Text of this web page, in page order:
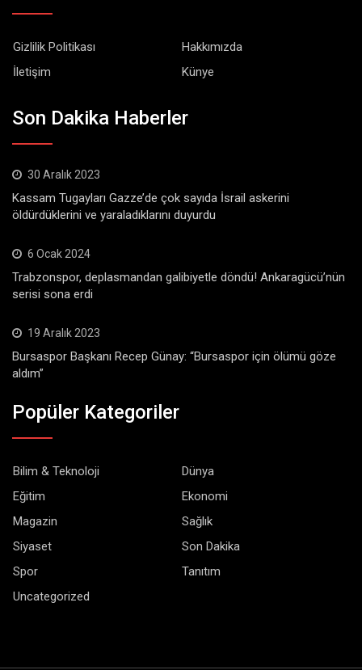
Gizlilik Politikası
Hakkımızda
İletişim
Künye
Son Dakika Haberler
30 Aralık 2023
Kassam Tugayları Gazze’de çok sayıda İsrail askerini
öldürdüklerini ve yaraladıklarını duyurdu
6 Ocak 2024
Trabzonspor, deplasmandan galibiyetle döndü! Ankaragücü’nün
serisi sona erdi
19 Aralık 2023
Bursaspor Başkanı Recep Günay: “Bursaspor için ölümü göze
aldım”
Popüler Kategoriler
Bilim & Teknoloji
Dünya
Eğitim
Ekonomi
Magazin
Sağlık
Siyaset
Son Dakika
Spor
Tanıtım
Uncategorized